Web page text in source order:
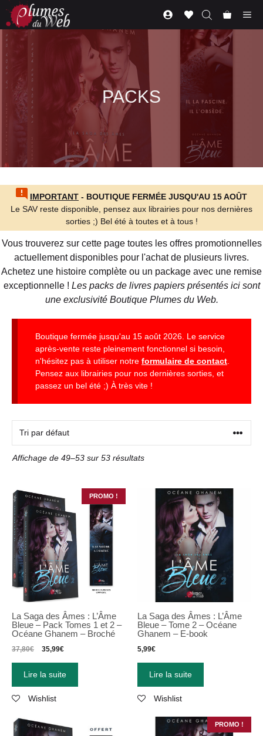
Aller
contenu
PACKS
IMPORTANT - BOUTIQUE FERMÉE JUSQU'AU 15 AOÛT
Le SAV reste disponible, pensez aux librairies pour nos dernières
sorties ;) Bel été à toutes et à tous !
Vous trouverez sur cette page toutes les offres promotionnelles
actuellement disponibles pour l'achat de plusieurs livres.
Achetez une histoire complète ou un package avec une remise
exceptionnelle ! Les packs de livres papiers présentés ici sont
une exclusivité Boutique Plumes du Web.
Boutique fermée jusqu'au 15 août 2026. Le service
après-vente reste pleinement fonctionnel si besoin,
n'hésitez pas à utiliser notre formulaire de contact
Pensez aux librairies pour nos dernières sorties, et
passez un bel été ;) À très vite !
Affichage de 49–53 sur 53 résultats
PROMO !
La Saga des Âmes : L’Âme
Bleue – Pack Tomes 1 et 2 –
Océane Ghanem – Broché
37,80€ 35,99€
Lire la suite
Wishlist
La Saga des Âmes : L’Âme
Bleue – Tome 2 – Océane
Ghanem – E-book
5,99€
Lire la suite
Wishlist
PROMO !